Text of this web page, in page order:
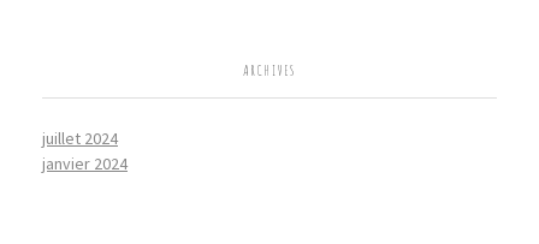
ARCHIVES
juillet 2024
janvier 2024